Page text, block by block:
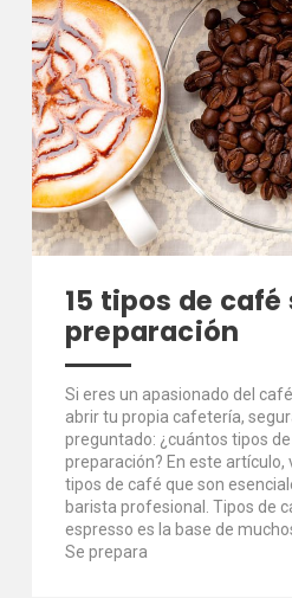
15 tipos de café
preparación
Si eres un apasionado del
abrir tu propia cafetería,
preguntado: ¿cuántos tipos
preparación? En este artículo,
tipos de café que son
barista profesional. Tipos de
espresso es la base de
Se prepara